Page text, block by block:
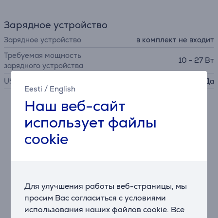
Eesti / English
Наш веб-сайт
использует файлы
cookie
Для улучшения работы веб-страницы, мы
просим Вас согласиться с условиями
использования наших файлов cookie. Все
Зарядное устройство
Зарядное устройство
в комплект не входит
Требуемая мощность
зарядного устройства
10 - 27 Вт
USB PD Да
Описание
Дополнительные аксессуары в комплекте
• Водонепроницаемая USB-заглушка для зарядки
Insta360 X5
Премиальное качество изображения